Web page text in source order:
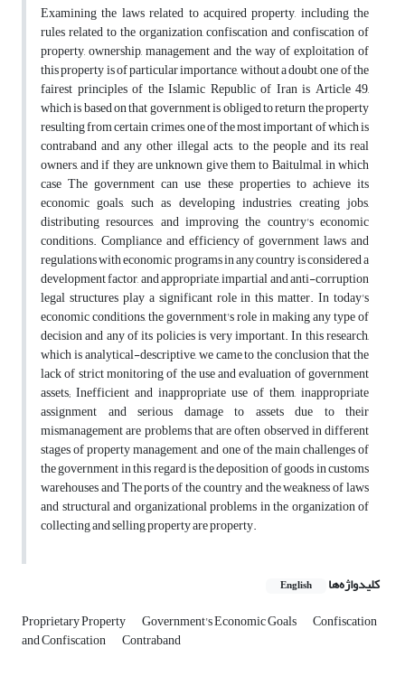
Examining the laws related to acquired property, including the
rules related to the organization, confiscation and confiscation of
property, ownership, management and the way of exploitation of
this property is of particular importance, without a doubt, one of the
fairest principles of the Islamic Republic of Iran is Article 49,
which is based on that government is obliged to return the property
resulting from certain crimes, one of the most important of which is
contraband and any other illegal acts, to the people and its real
owners, and if they are unknown, give them to Baitulmal, in which
case The government can use these properties to achieve its
economic goals, such as developing industries, creating jobs,
distributing resources, and improving the country's economic
conditions. Compliance and efficiency of government laws and
regulations with economic programs in any country is considered a
development factor, and appropriate, impartial and anti-corruption
legal structures play a significant role in this matter. In today's
economic conditions, the government's role in making any type of
decision and any of its policies is very important. In this research,
which is analytical-descriptive, we came to the conclusion that the
lack of strict monitoring of the use and evaluation of government
assets; Inefficient and inappropriate use of them, inappropriate
assignment and serious damage to assets due to their
mismanagement are problems that are often observed in different
stages of property management, and one of the main challenges of
the government in this regard is the deposition of goods in customs
warehouses and The ports of the country and the weakness of laws
and structural and organizational problems in the organization of
collecting and selling property are property.
کلیدواژه‌ها English
Proprietary Property Government's Economic Goals Confiscation
and Confiscation Contraband